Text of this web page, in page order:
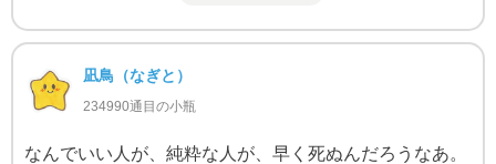
凪鳥（なぎと）
234990通目の小瓶
なんでいい人が、純粋な人が、早く死ぬんだろうなあ。